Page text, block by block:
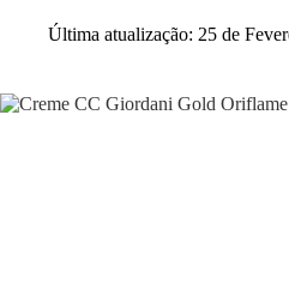
Última atualização: 25 de